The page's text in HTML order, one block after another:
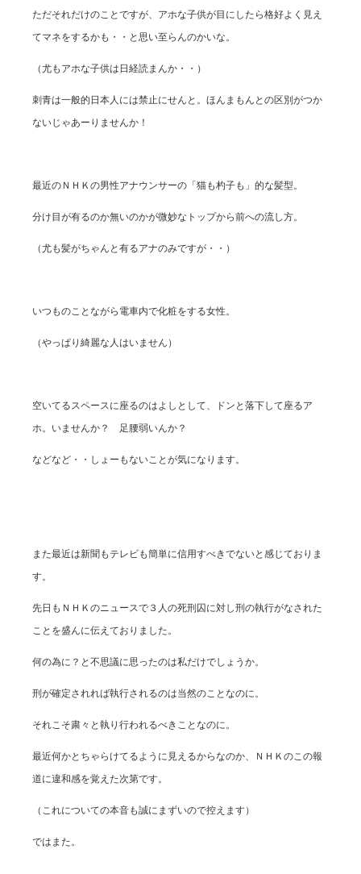
ただそれだけのことですが、アホな子供が目にしたら格好よく見え
てマネをするかも・・と思い至らんのかいな。
（尤もアホな子供は日経読まんか・・）
刺青は一般的日本人には禁止にせんと。ほんまもんとの区別がつか
ないじゃあーりませんか！
最近のＮＨＫの男性アナウンサーの「猫も杓子も」的な髪型。
分け目が有るのか無いのかが微妙なトップから前への流し方。
（尤も髪がちゃんと有るアナのみですが・・）
いつものことながら電車内で化粧をする女性。
（やっぱり綺麗な人はいません）
空いてるスペースに座るのはよしとして、ドンと落下して座るア
ホ。いませんか？ 足腰弱いんか？
などなど・・しょーもないことが気になります。
また最近は新聞もテレビも簡単に信用すべきでないと感じておりま
す。
先日もＮＨＫのニュースで３人の死刑囚に対し刑の執行がなされた
ことを盛んに伝えておりました。
何の為に？と不思議に思ったのは私だけでしょうか。
刑が確定されれば執行されるのは当然のことなのに。
それこそ粛々と執り行われるべきことなのに。
最近何かとちゃらけてるように見えるからなのか、ＮＨＫのこの報
道に違和感を覚えた次第です。
（これについての本音も誠にまずいので控えます）
ではまた。